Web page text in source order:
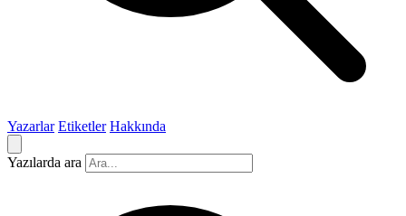
Yazarlar Etiketler Hakkında
Yazılarda ara